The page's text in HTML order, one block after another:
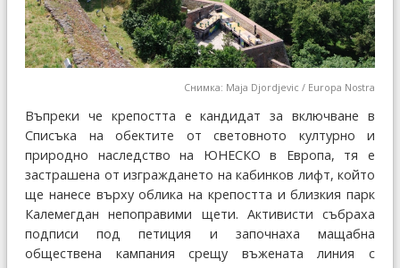
Снимка: Maja Djordjevic / Europa Nostra
Въпреки че крепостта е кандидат за включване в
Списъка на обектите от световното културно и
природно наследство на ЮНЕСКО в Европа, тя е
застрашена от изграждането на кабинков лифт, който
ще нанесе върху облика на крепостта и близкия парк
Калемегдан непоправими щети. Активисти събраха
подписи под петиция и започнаха мащабна
обществена кампания срещу въжената линия с